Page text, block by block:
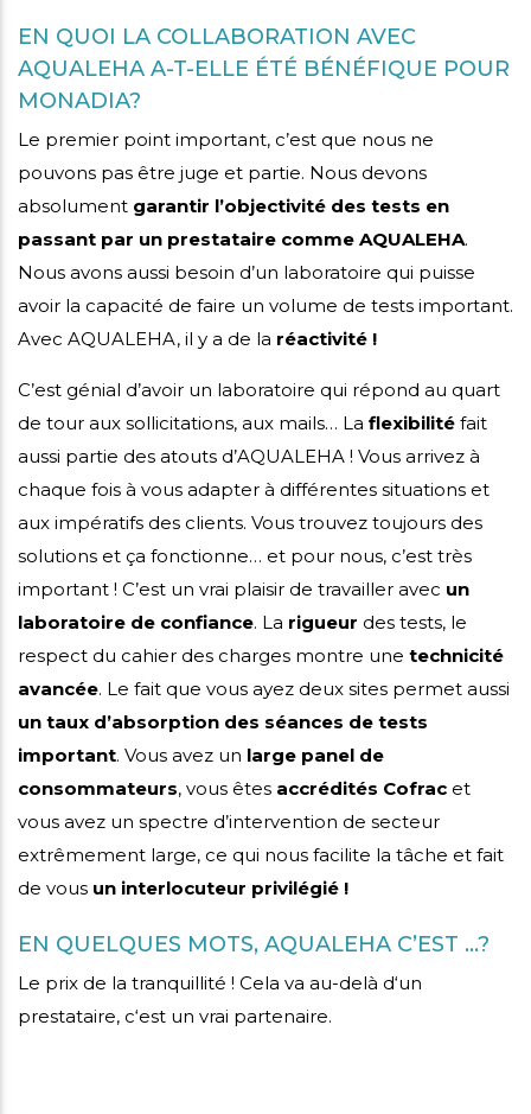
EN QUOI LA COLLABORATION AVEC
AQUALEHA A-T-ELLE ÉTÉ BÉNÉFIQUE POUR
MONADIA?
Le premier point important, c’est que nous ne
pouvons pas être juge et partie. Nous devons
absolument garantir l’objectivité des tests en
passant par un prestataire comme AQUALEHA.
Nous avons aussi besoin d’un laboratoire qui puisse
avoir la capacité de faire un volume de tests important.
Avec AQUALEHA, il y a de la réactivité !
C’est génial d’avoir un laboratoire qui répond au quart
de tour aux sollicitations, aux mails… La flexibilité fait
aussi partie des atouts d’AQUALEHA ! Vous arrivez à
chaque fois à vous adapter à différentes situations et
aux impératifs des clients. Vous trouvez toujours des
solutions et ça fonctionne… et pour nous, c’est très
important ! C’est un vrai plaisir de travailler avec un
laboratoire de confiance. La rigueur des tests, le
respect du cahier des charges montre une technicité
avancée. Le fait que vous ayez deux sites permet aussi
un taux d’absorption des séances de tests
important. Vous avez un large panel de
consommateurs, vous êtes accrédités Cofrac et
vous avez un spectre d’intervention de secteur
extrêmement large, ce qui nous facilite la tâche et fait
de vous un interlocuteur privilégié !
EN QUELQUES MOTS, AQUALEHA C’EST …?
Le prix de la tranquillité ! Cela va au-delà d‘un
prestataire, c‘est un vrai partenaire.